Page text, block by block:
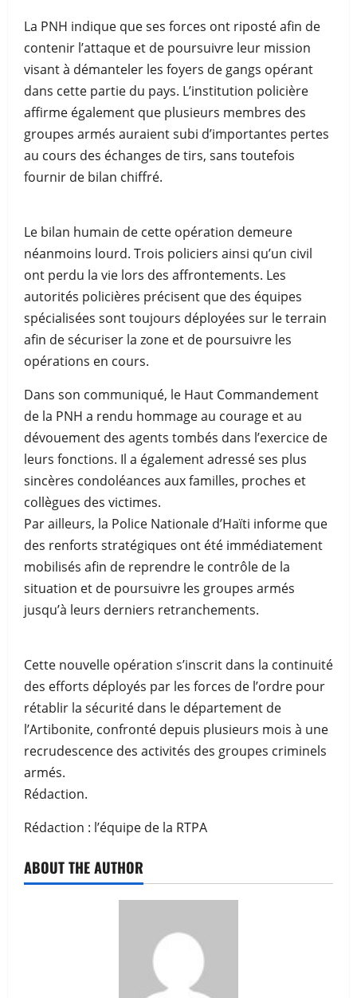
La PNH indique que ses forces ont riposté afin de
contenir l’attaque et de poursuivre leur mission
visant à démanteler les foyers de gangs opérant
dans cette partie du pays. L’institution policière
affirme également que plusieurs membres des
groupes armés auraient subi d’importantes pertes
au cours des échanges de tirs, sans toutefois
fournir de bilan chiffré.
Le bilan humain de cette opération demeure
néanmoins lourd. Trois policiers ainsi qu’un civil
ont perdu la vie lors des affrontements. Les
autorités policières précisent que des équipes
spécialisées sont toujours déployées sur le terrain
afin de sécuriser la zone et de poursuivre les
opérations en cours.
Dans son communiqué, le Haut Commandement
de la PNH a rendu hommage au courage et au
dévouement des agents tombés dans l’exercice de
leurs fonctions. Il a également adressé ses plus
sincères condoléances aux familles, proches et
collègues des victimes.
Par ailleurs, la Police Nationale d’Haïti informe que
des renforts stratégiques ont été immédiatement
mobilisés afin de reprendre le contrôle de la
situation et de poursuivre les groupes armés
jusqu’à leurs derniers retranchements.
Cette nouvelle opération s’inscrit dans la continuité
des efforts déployés par les forces de l’ordre pour
rétablir la sécurité dans le département de
l’Artibonite, confronté depuis plusieurs mois à une
recrudescence des activités des groupes criminels
armés.
Rédaction.
Rédaction : l’équipe de la RTPA
ABOUT THE AUTHOR